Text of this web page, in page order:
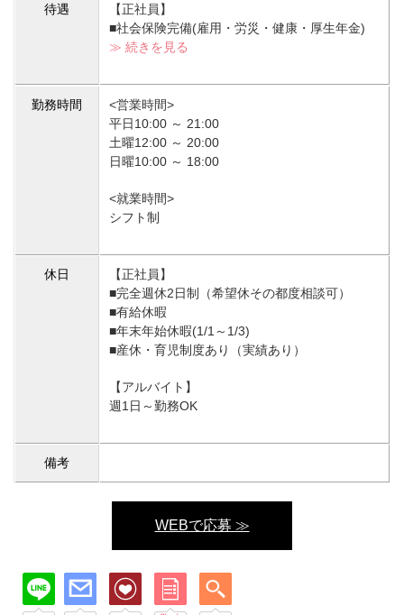
待遇
【正社員】
■社会保険完備(雇用・労災・健康・厚生年金)
≫ 続きを見る
勤務時間
<営業時間>
平日10:00 ～ 21:00
土曜12:00 ～ 20:00
日曜10:00 ～ 18:00
<就業時間>
シフト制
休日
【正社員】
■完全週休2日制（希望休その都度相談可）
■有給休暇
■年末年始休暇(1/1～1/3)
■産休・育児制度あり（実績あり）
【アルバイト】
週1日～勤務OK
備考
WEBで応募 ≫